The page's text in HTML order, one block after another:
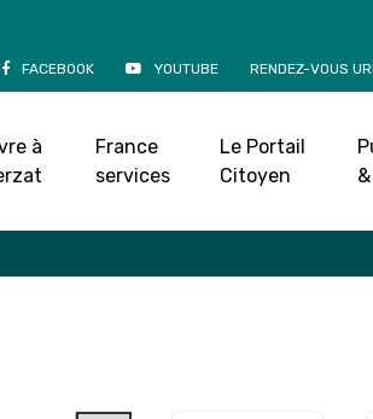
FACEBOOK YOUTUBE RENDEZ-VOUS
à
France
services
Le Portail
Citoyen
Accueil»Agenda